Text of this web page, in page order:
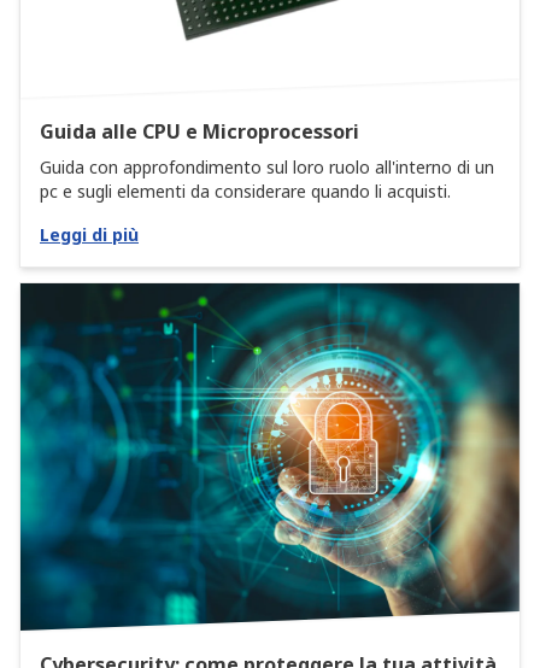
Guida alle CPU e Microprocessori
Guida con approfondimento sul loro ruolo all'interno di un
pc e sugli elementi da considerare quando li acquisti.
Leggi di più